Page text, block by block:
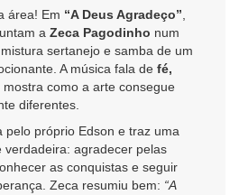
área! Em “A Deus Agradeço”
a Zeca Pagodinho num
sertanejo e samba de um
A música fala de fé,
mostra como a arte consegue
diferentes.
pelo próprio Edson e traz uma
verdadeira: agradecer pelas
as conquistas e seguir
Zeca resumiu bem: “A